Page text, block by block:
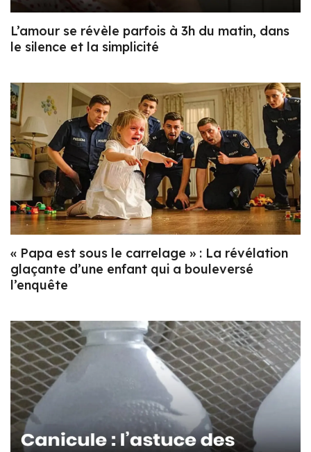
L’amour se révèle parfois à 3h du matin, dans
le silence et la simplicité
« Papa est sous le carrelage » : La révélation
glaçante d’une enfant qui a bouleversé
l’enquête